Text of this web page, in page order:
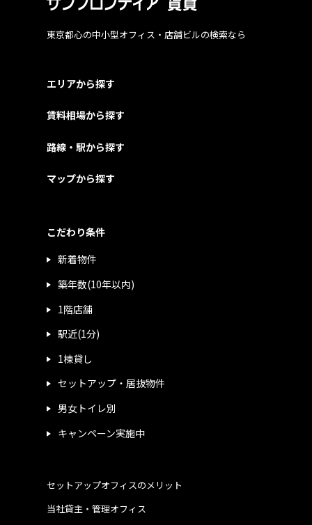
東京都心の中小型オフィス・店舗ビルの検索なら
エリアから探す
賃料相場から探す
路線・駅から探す
マップから探す
こだわり条件
新着物件
築年数(10年以内)
1階店舗
駅近(1分)
1棟貸し
セットアップ・居抜物件
男女トイレ別
キャンペーン実施中
当社貸主・管理オフィス
セットアップオフィスのメリット